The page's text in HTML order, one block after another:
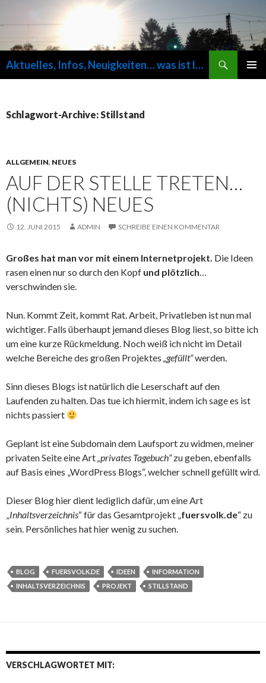
Aktuelles, Infos, Neuigkeiten… was ist los auf fuersvolk.de ?
Schlagwort-Archive: Stillstand
ALLGEMEIN, NEUES
AUF DER STELLE TRETEN…
(NICHTS) NEUES
12. JUNI 2015 ADMIN SCHREIBE EINEN KOMMENTAR
Großes hat man vor mit einem Internetprojekt. Die Ideen
rasen einen nur so durch den Kopf und plötzlich…
verschwinden sie.
Nun. Kommt Zeit, kommt Rat. Arbeit, Privatleben ist nun mal
wichtiger. Falls überhaupt jemand dieses Blog liest, so bitte ich
um eine kurze Rückmeldung. Noch weiß ich nicht im Detail
welche Bereiche des großen Projektes „gefüllt“werden.
Sinn dieses Blogs ist natürlich die Leserschaft auf den
Laufenden zu halten. Das tue ich hiermit, indem ich sage es ist
nichts passiert
Geplant ist eine Subdomain dem Laufsport zu widmen, meiner
privaten Seite eine Art„privates Tagebuch“zu geben, ebenfalls
auf Basis eines „WordPress Blogs“, welcher schnell gefüllt wird.
Dieser Blog hier dient lediglich dafür, um eine Art
„Inhaltsverzeichnis“ für das Gesamtprojekt „fuersvolk.de“ zu
sein. Persönliches hat hier wenig zu suchen.
BLOG FUERSVOLK.DE IDEEN
INFORMATION
INHALTSVERZEICHNIS
PROJEKT STILLSTAND
VERSCHLAGWORTET MIT: